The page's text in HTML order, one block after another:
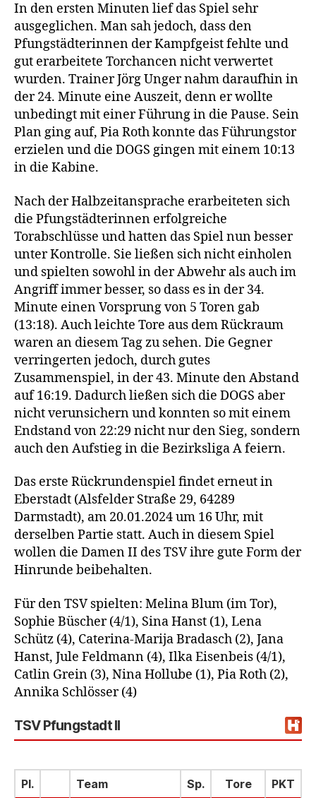
In den ersten Minuten lief das Spiel sehr
ausgeglichen. Man sah jedoch, dass den
Pfungstädterinnen der Kampfgeist fehlte und
gut erarbeitete Torchancen nicht verwertet
wurden. Trainer Jörg Unger nahm daraufhin in
der 24. Minute eine Auszeit, denn er wollte
unbedingt mit einer Führung in die Pause. Sein
Plan ging auf, Pia Roth konnte das Führungstor
erzielen und die DOGS gingen mit einem 10:13
in die Kabine.
Nach der Halbzeitansprache erarbeiteten sich
die Pfungstädterinnen erfolgreiche
Torabschlüsse und hatten das Spiel nun besser
unter Kontrolle. Sie ließen sich nicht einholen
und spielten sowohl in der Abwehr als auch im
Angriff immer besser, so dass es in der 34.
Minute einen Vorsprung von 5 Toren gab
(13:18). Auch leichte Tore aus dem Rückraum
waren an diesem Tag zu sehen. Die Gegner
verringerten jedoch, durch gutes
Zusammenspiel, in der 43. Minute den Abstand
auf 16:19. Dadurch ließen sich die DOGS aber
nicht verunsichern und konnten so mit einem
Endstand von 22:29 nicht nur den Sieg, sondern
auch den Aufstieg in die Bezirksliga A feiern.
Das erste Rückrundenspiel findet erneut in
Eberstadt (Alsfelder Straße 29, 64289
Darmstadt), am 20.01.2024 um 16 Uhr, mit
derselben Partie statt. Auch in diesem Spiel
wollen die Damen II des TSV ihre gute Form der
Hinrunde beibehalten.
Für den TSV spielten: Melina Blum (im Tor),
Sophie Büscher (4/1), Sina Hanst (1), Lena
Schütz (4), Caterina-Marija Bradasch (2), Jana
Hanst, Jule Feldmann (4), Ilka Eisenbeis (4/1),
Catlin Grein (3), Nina Hollube (1), Pia Roth (2),
Annika Schlösser (4)
TSV Pfungstadt II
Pl. Team Sp. Tore PKT